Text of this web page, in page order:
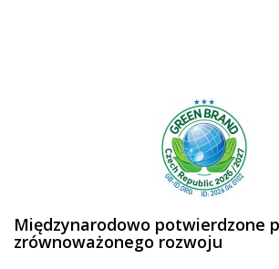
Międzynarodowo potwierdzone
zrównoważonego rozwoju